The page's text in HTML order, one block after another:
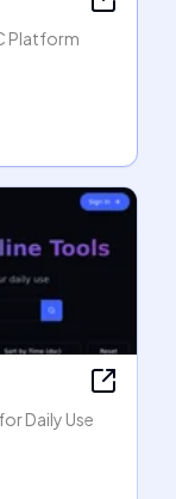
Platform
Daily Use